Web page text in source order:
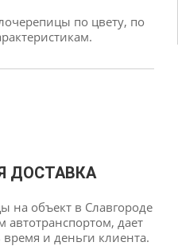
по цвету, по
ДОСТАВКА
на объект в Славгороде
дает
и деньги клиента.